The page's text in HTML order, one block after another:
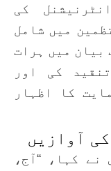
کی
میں شامل
بیان میں ہرات
کی اور
کا اظہار
آوازیں
نے کہا، “آج،